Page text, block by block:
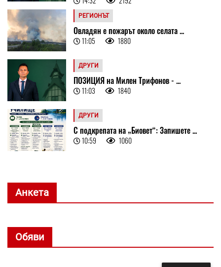
РЕГИОНЪТ
Овладян е пожарът около селата ...
11:05 1880
ДРУГИ
ПОЗИЦИЯ на Милен Трифонов - ...
11:03 1840
ДРУГИ
С подкрепата на „Биовет“: Запишете ...
10:59 1060
Анкета
Обяви